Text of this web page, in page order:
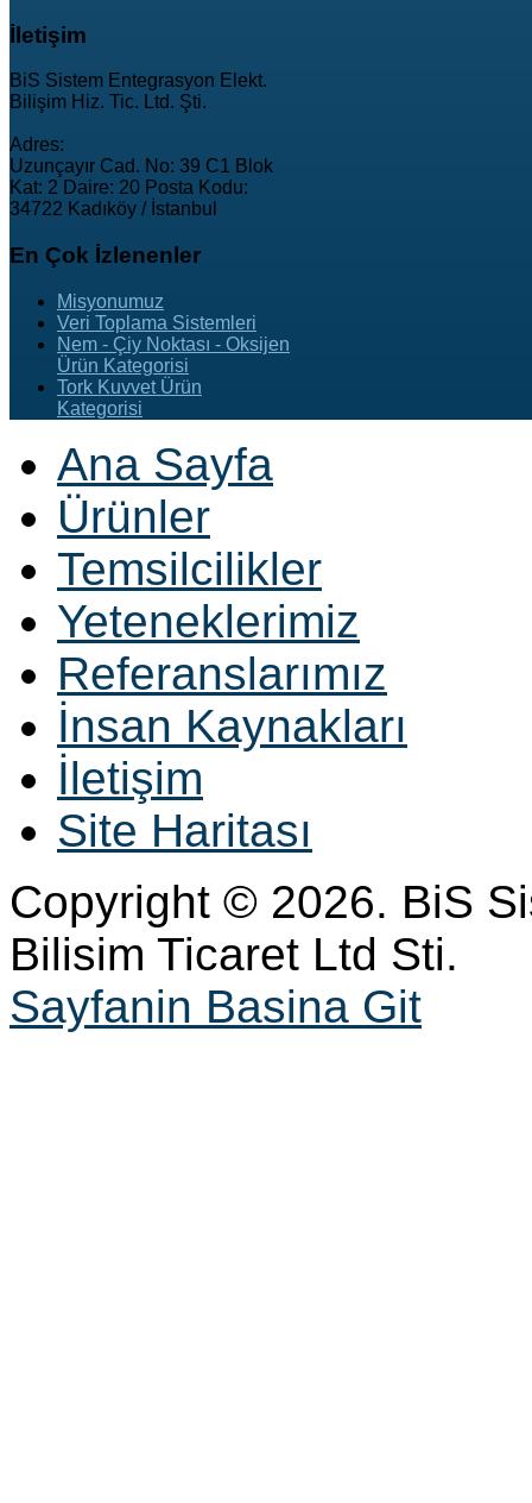
İletişim
BiS Sistem Entegrasyon Elekt.
Bilişim Hiz. Tic. Ltd. Şti.
Adres:
Uzunçayır Cad. No: 39 C1 Blok
Kat: 2 Daire: 20 Posta Kodu:
34722 Kadıköy / İstanbul
En Çok İzlenenler
Misyonumuz
Veri Toplama Sistemleri
Nem - Çiy Noktası - Oksijen
Ürün Kategorisi
Tork Kuvvet Ürün
Kategorisi
Ana Sayfa
Ürünler
Temsilcilikler
Yeteneklerimiz
Referanslarımız
İnsan Kaynakları
İletişim
Site Haritası
Copyright © 2026. BiS
Bilisim Ticaret Ltd Sti.
Sayfanin Basina Git